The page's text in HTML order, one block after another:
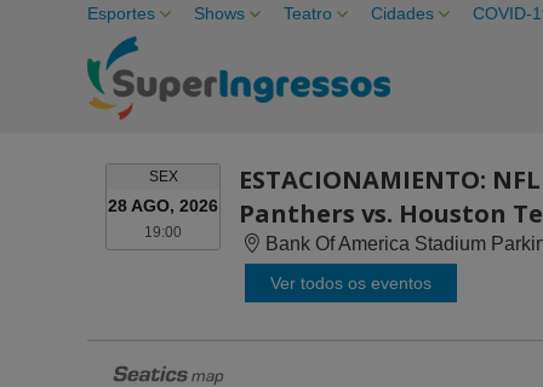
Esportes Shows Teatro Cidades COVID-
SEXSEXTA-
FEIRA
28 AGO, 2026
19:00
ESTACIONAMIENTO:
Panthers vs. Houston
Bank Of America Stadium
Ver todos os eventos